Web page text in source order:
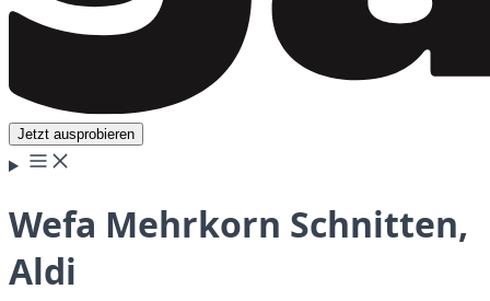
Jetzt ausprobieren
Wefa Mehrkorn Schnitten,
Aldi